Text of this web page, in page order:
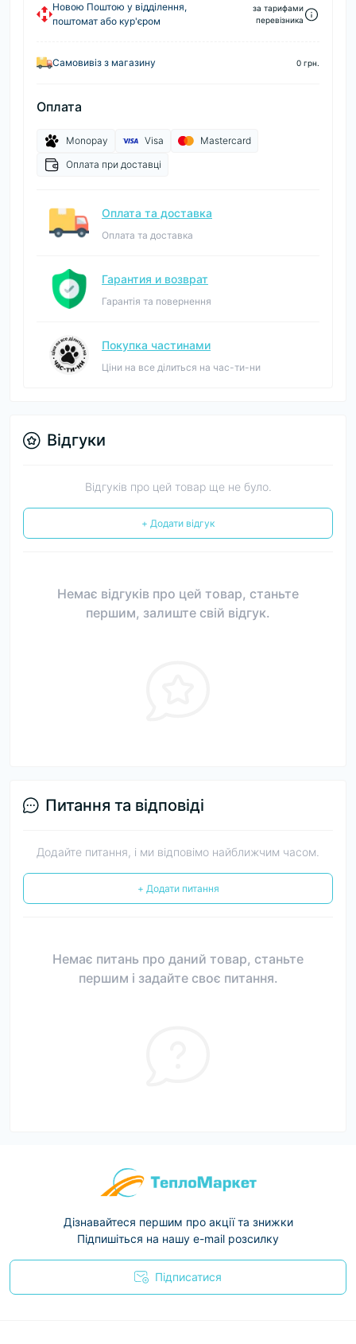
Новою Поштою у відділення,
поштомат або кур'єром
за тарифами
перевізника
Самовивіз з магазину 0 грн.
Оплата
Monopay Visa
Mastercard
Оплата при доставці
Оплата та доставка
Оплата та доставка
Гарантия и возврат
Гарантія та повернення
Покупка частинами
Ціни на все ділиться на час-ти-ни
Відгуки
Відгуків про цей товар ще не було.
+ Додати відгук
Немає відгуків про цей товар, станьте
першим, залиште свій відгук.
Питання та відповіді
Додайте питання, і ми відповімо найближчим часом.
+ Додати питання
Немає питань про даний товар, станьте
першим і задайте своє питання.
Дізнавайтеся першим про акції та знижки
Підпишіться на нашу e-mail розсилку
Підписатися